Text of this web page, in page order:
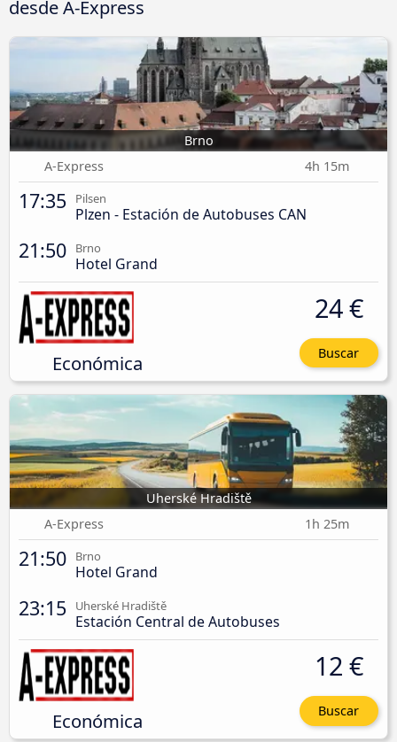
desde A-Express
Brno
A-Express
4h 15m
17:35 Pilsen
Plzen - Estación de Autobuses CAN
21:50 Brno
Hotel Grand
Económica
24 €
Buscar
Uherské Hradiště
A-Express
1h 25m
21:50 Brno
Hotel Grand
23:15 Uherské Hradiště
Estación Central de Autobuses
Económica
12 €
Buscar